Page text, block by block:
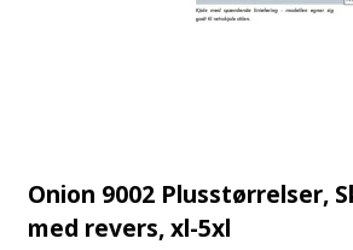
Onion 9002 Plusstørrelser,
med revers, xl-5xl